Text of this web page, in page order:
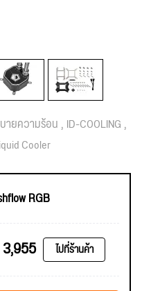
ายความร้อน ID-COOLING
Cooler
RGB
3,955 ไปที่ร้านค้า